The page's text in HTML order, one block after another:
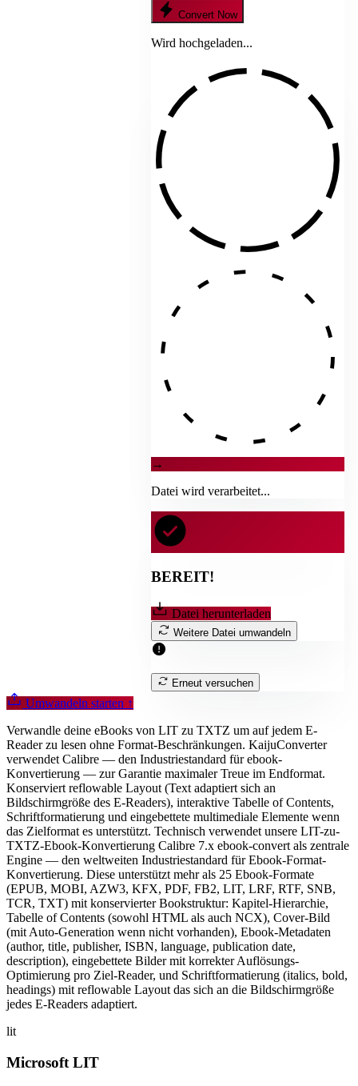
Convert Now
Wird hochgeladen...
→
Datei wird verarbeitet...
BEREIT!
Datei herunterladen
Weitere Datei umwandeln
Erneut versuchen
Umwandeln starten ↑
Verwandle deine eBooks von LIT zu TXTZ um auf jedem E-
Reader zu lesen ohne Format-Beschränkungen. KaijuConverter
verwendet Calibre — den Industriestandard für ebook-
Konvertierung — zur Garantie maximaler Treue im Endformat.
Konserviert reflowable Layout (Text adaptiert sich an
Bildschirmgröße des E-Readers), interaktive Tabelle of Contents,
Schriftformatierung und eingebettete multimediale Elemente wenn
das Zielformat es unterstützt. Technisch verwendet unsere LIT-zu-
TXTZ-Ebook-Konvertierung Calibre 7.x ebook-convert als zentrale
Engine — den weltweiten Industriestandard für Ebook-Format-
Konvertierung. Diese unterstützt mehr als 25 Ebook-Formate
(EPUB, MOBI, AZW3, KFX, PDF, FB2, LIT, LRF, RTF, SNB,
TCR, TXT) mit konservierter Bookstruktur: Kapitel-Hierarchie,
Tabelle of Contents (sowohl HTML als auch NCX), Cover-Bild
(mit Auto-Generation wenn nicht vorhanden), Ebook-Metadaten
(author, title, publisher, ISBN, language, publication date,
description), eingebettete Bilder mit korrekter Auflösungs-
Optimierung pro Ziel-Reader, und Schriftformatierung (italics, bold,
headings) mit reflowable Layout das sich an die Bildschirmgröße
jedes E-Readers adaptiert.
lit
Microsoft LIT